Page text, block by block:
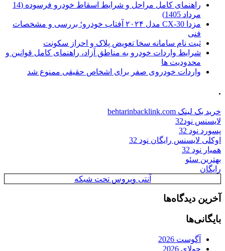
راهنمای کامل مراحل و شرایط اسقاط خودرو فرسوده (14
مرداد 1405)
مزدا CX-30 مدل ۲۰۲۴ آفتاب خودرو؛ بررسی و مشخصات
فنی
ثبت نام سامانه سخا تعویض پلاک و احراز سکونت
شرایط واردات خودرو به مناطق آزاد، راهنمای کامل قوانین و
محدودیت ها
واردات خودروی صفر برای اشخاص حقیقی ممنوع شد
.
خرید بک لینک behtarinbacklink.com
لایسنس نود32
پسورد نود 32
اوکلی لایسنس رایگان نود 32
همیار نود 32
بهترین سئو
رایگان
آنتی ویروس تحت شبکه
آخرین دیدگاه‌ها
بایگانی‌ها
آگوست 2026
جولای 2026